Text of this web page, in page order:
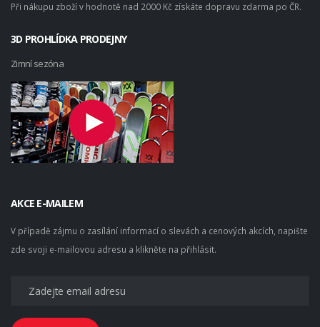
Při nákupu zboží v hodnotě nad 2000 Kč získáte dopravu zdarma po ČR.
3D PROHLÍDKA PRODEJNY
Zimní sezóna
AKCE E-MAILEM
V případě zájmu o zasílání informací o slevách a cenových akcích, napište
zde svoji e-mailovou adresu a klikněte na přihlásit.